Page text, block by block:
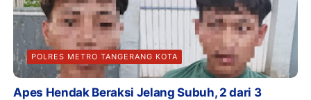
POLRES METRO TANGERANG KOTA
Apes Hendak Beraksi Jelang Subuh, 2 dari 3